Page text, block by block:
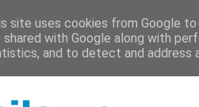
Concerto all’Alba a Milazzo con oltre
Milazzo 28ª Sagra del Pesce a
site uses cookies from Google
shared with Google along with
and to detect and address